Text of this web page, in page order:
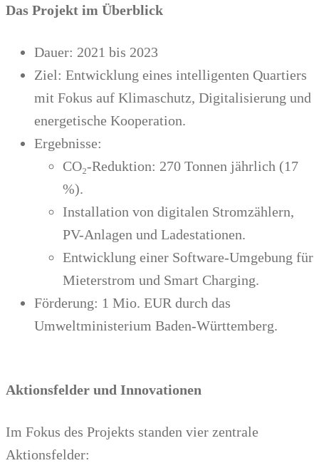
Das Projekt im Überblick
Dauer: 2021 bis 2023
Ziel: Entwicklung eines intelligenten Quartiers
mit Fokus auf Klimaschutz, Digitalisierung und
energetische Kooperation.
Ergebnisse:
CO₂-Reduktion: 270 Tonnen jährlich (17
%).
Installation von digitalen Stromzählern,
PV-Anlagen und Ladestationen.
Entwicklung einer Software-Umgebung für
Mieterstrom und Smart Charging.
Förderung: 1 Mio. EUR durch das
Umweltministerium Baden-Württemberg.
Aktionsfelder und Innovationen
Im Fokus des Projekts standen vier zentrale
Aktionsfelder: